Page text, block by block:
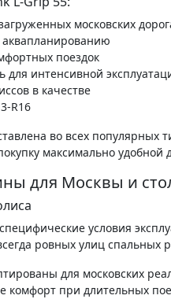
московских
поездок
интенсивной
в качестве
R16
во всех популярных
максимально удобной
для Москвы и
условия
ровных улиц спальных
для московских
комфорт при длительных